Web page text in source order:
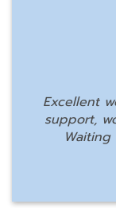
Excellent
support,